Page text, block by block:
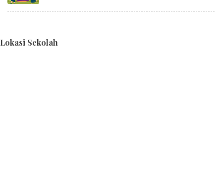
Lokasi Sekolah